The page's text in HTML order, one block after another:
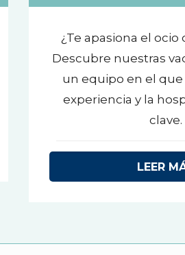
¿Te apasiona el ocio
Descubre nuestras
un equipo en el que
experiencia y la
clave.
LEER